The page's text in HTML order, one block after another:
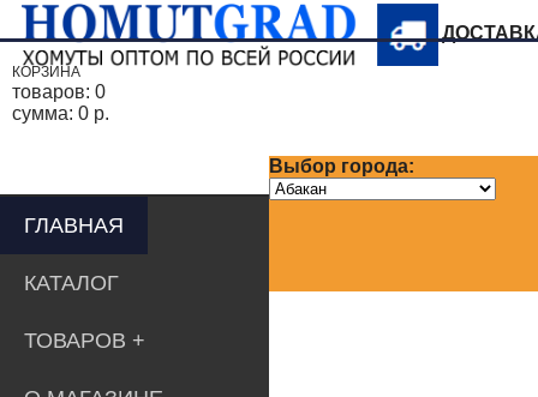
Выбор города:
КОРЗИНА
товаров: 0
сумма: 0 р.
ГЛАВНАЯ
КАТАЛОГ
ТОВАРОВ